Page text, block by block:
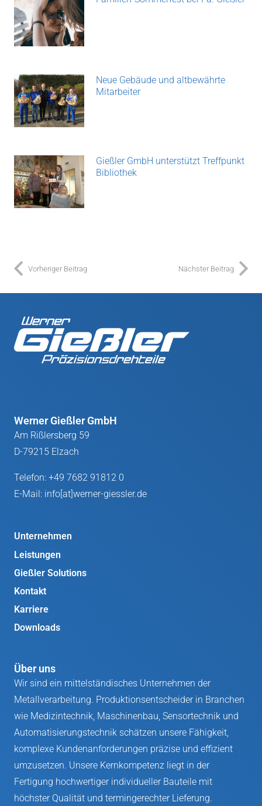
Neue Gebäude und altbewährte
Mitarbeiter
Gießler GmbH unterstützt Treffpunkt
Bibliothek
Vorheriger Beitrag Nächster Beitrag
Werner Gießler GmbH
Am Rißlersberg 59
D-79215 Elzach
Telefon: +49 7682 91812 0
E-Mail: info[at]werner-giessler.de
Unternehmen
Leistungen
Gießler Solutions
Kontakt
Karriere
Downloads
Über uns
Wir sind ein mittelständisches Unternehmen der
Metallverarbeitung. Produktionsentscheider in Branchen
wie Medizintechnik, Maschinenbau, Sensortechnik und
Automatisierungstechnik schätzen unsere Fähigkeit,
komplexe Kundenanforderungen präzise und effizient
umzusetzen. Unsere Kernkompetenz liegt in der
Fertigung hochwertiger individueller Bauteile mit
höchster Qualität und termingerechter Lieferung.